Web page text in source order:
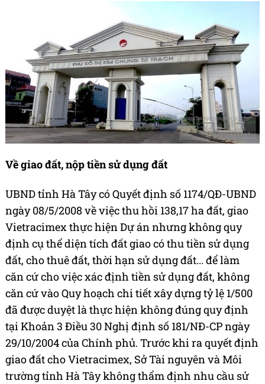
Về giao đất, nộp tiền sử dụng đất
UBND tỉnh Hà Tây có Quyết định số 1174/QĐ-UBND
ngày 08/5/2008 về việc thu hồi 138,17 ha đất, giao
Vietracimex thực hiện Dự án nhưng không quy
định cụ thể diện tích đất giao có thu tiền sử dụng
đất, cho thuê đất, thời hạn sử dụng đất... để làm
căn cứ cho việc xác định tiền sử dụng đất, không
căn cứ vào Quy hoạch chi tiết xây dựng tỷ lệ 1/500
đã được duyệt là thực hiện không đúng quy định
tại Khoản 3 Điều 30 Nghị định số 181/NĐ-CP ngày
29/10/2004 của Chính phủ. Trước khi ra quyết định
giao đất cho Vietracimex, Sở Tài nguyên và Môi
trường tỉnh Hà Tây không thẩm định nhu cầu sử